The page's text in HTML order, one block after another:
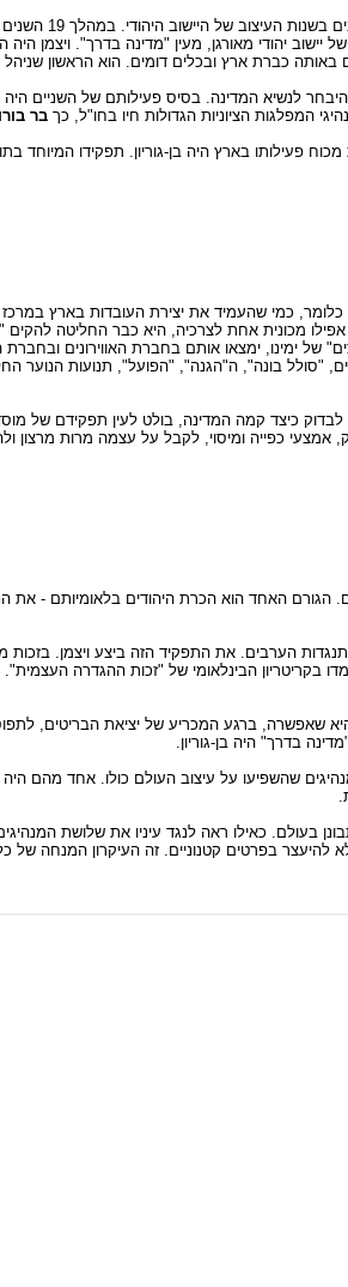
מדיניותו
יהודי מאורגן, מעין "מדינה בדרך". ויצמן היה
באותה כברת ארץ ובכלים דומים. הוא הראשון
לנשיא המדינה. בסיס פעילותם של השניים
המפלגות הציוניות הגדולות חיו בחו"ל, כך בר
פעילותו בארץ היה בן-גוריון. תפקידו המיוחד
כלומר, כמי שהעמיד את יצירת העובדות בארץ
ייסד אפילו מכונית אחת לצרכיה, היא כבר החליטה
ימינו, ימצאו אותם בחברת האווירונים ובחברת
"סולל בונה", ה"הגנה", "הפועל", תנועות הנוער
כיצד קמה המדינה, בולט לעין תפקידם של
אמצעי כפייה ומיסוי, לקבל על עצמה מרות מרצון
הגורם האחד הוא הכרת היהודים בלאומיותם - את
הערבים. את התפקיד הזה ביצע ויצמן.
בקריטריון הבינלאומי של "זכות ההגדרה
שאפשרה, ברגע המכריע של יציאת הבריטים,
בדרך" היה בן-גוריון.
תום המאה ה-20 בחר המגזין האמריקני "טיים" את 20 המנהיגים שהשפיעו
בעולם. כאילו ראה לנגד עיניו את שלושת
להיעצר בפרטים קטנוניים. זה העיקרון המנחה